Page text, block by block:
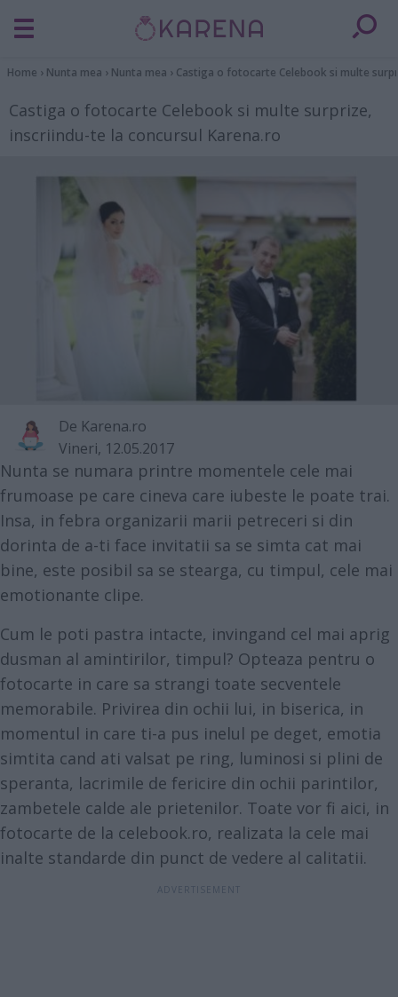
Home › Nunta mea › Nunta mea › Castiga o fotocarte Celebook si multe
Castiga o fotocarte Celebook si multe surprize,
inscriindu-te la concursul Karena.ro
De Karena.ro
Vineri, 12.05.2017
Nunta se numara printre momentele cele mai
frumoase pe care cineva care iubeste le poate trai.
Insa, in febra organizarii marii petreceri si din
dorinta de a-ti face invitatii sa se simta cat mai
bine, este posibil sa se stearga, cu timpul, cele mai
emotionante clipe.
Cum le poti pastra intacte, invingand cel mai aprig
dusman al amintirilor, timpul? Opteaza pentru o
fotocarte in care sa strangi toate secventele
memorabile. Privirea din ochii lui, in biserica, in
momentul in care ti-a pus inelul pe deget, emotia
simtita cand ati valsat pe ring, luminosi si plini de
speranta, lacrimile de fericire din ochii parintilor,
zambetele calde ale prietenilor. Toate vor fi aici, in
fotocarte de la celebook.ro, realizata la cele mai
inalte standarde din punct de vedere al calitatii.